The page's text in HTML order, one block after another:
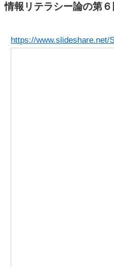
情報リテラシー論の第６
https://www.slideshare.net/